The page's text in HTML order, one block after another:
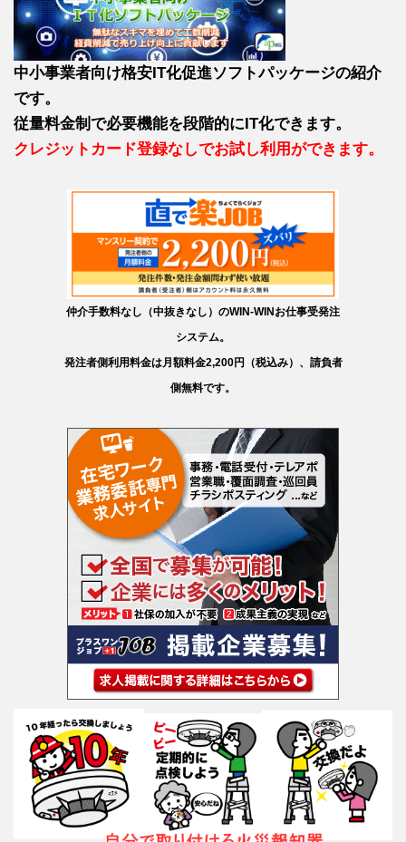
中小事業者向け格安IT化促進ソフトパッケージの紹介
です。
従量料金制で必要機能を段階的にIT化できます。
クレジットカード登録なしでお試し利用ができます。
仲介手数料なし（中抜きなし）のWIN-WINお仕事受発注
システム。
発注者側利用料金は月額料金2,200円（税込み）、請負者
側無料です。